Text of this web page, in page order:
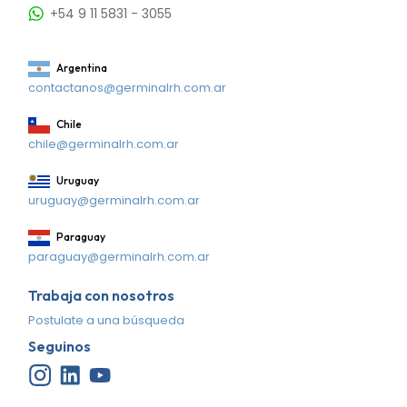
+54 9 11 5831 - 3055
Argentina
contactanos@germinalrh.com.ar
Chile
chile@germinalrh.com.ar
Uruguay
uruguay@germinalrh.com.ar
Paraguay
paraguay@germinalrh.com.ar
Trabaja con nosotros
Postulate a una búsqueda
Seguinos